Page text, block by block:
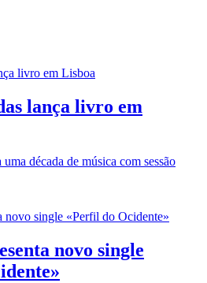
lança livro em
década de música com sessão
novo single